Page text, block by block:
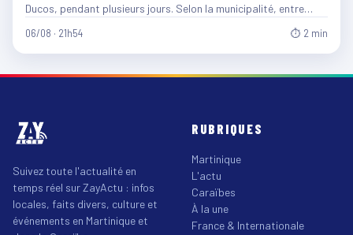
Ducos, pendant plusieurs jours. Selon la municipalité, entre…
06/08 · 21h54 ⏱ 2 min
Suivez toute l'actualité en
temps réel sur ZayActu : infos
locales, faits divers, culture et
événements en Martinique et
RUBRIQUES
Martinique
L'actu
Caraïbes
À la une
France & Internationale